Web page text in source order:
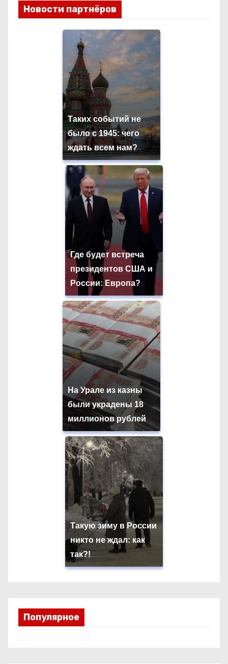
Новости партнёров
Таких событий не
было с 1945: чего
ждать всем нам?
Где будет встреча
президентов США и
России: Европа?
На Урале из казны
были украдены 18
миллионов рублей
Такую зиму в России
никто не ждал: как
так?!
Популярное